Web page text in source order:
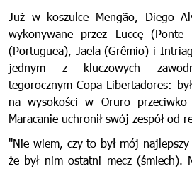
Już w koszulce Mengão, Diego
wykonywane przez Luccę (Ponte
(Portuguea), Jaela (Grêmio) i
jednym z kluczowych
tegorocznym Copa Libertadores:
na wysokości w Oruro
Maracanie uchronił swój zespół od
"Nie wiem, czy to był mój
że był nim ostatni mecz (śmiech).